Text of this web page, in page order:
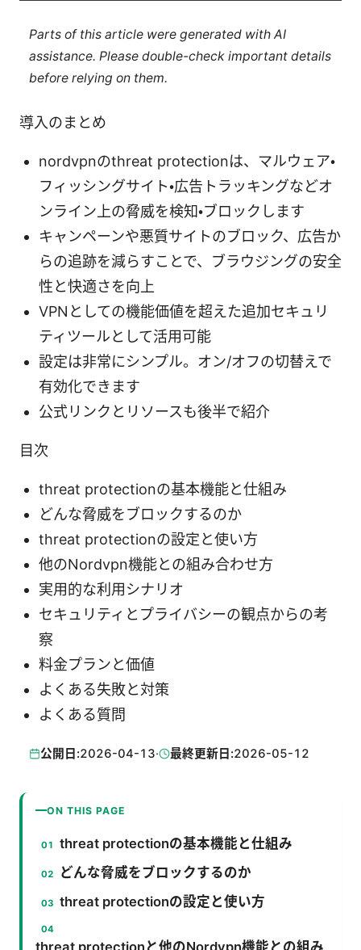
Parts of this article were generated with AI
assistance. Please double-check important details
before relying on them.
導入のまとめ
nordvpnのthreat protectionは、マルウェア・
フィッシングサイト・広告トラッキングなどオ
ンライン上の脅威を検知・ブロックします
キャンペーンや悪質サイトのブロック、広告か
らの追跡を減らすことで、ブラウジングの安全
性と快適さを向上
VPNとしての機能価値を超えた追加セキュリ
ティツールとして活用可能
設定は非常にシンプル。オン/オフの切替えで
有効化できます
公式リンクとリソースも後半で紹介
目次
threat protectionの基本機能と仕組み
どんな脅威をブロックするのか
threat protectionの設定と使い方
他のNordvpn機能との組み合わせ方
実用的な利用シナリオ
セキュリティとプライバシーの観点からの考
察
料金プランと価値
よくある失敗と対策
よくある質問
公開日:2026-04-13· 最終更新日:2026-05-12
ON THIS PAGE
threat protectionの基本機能と仕組み
どんな脅威をブロックするのか
threat protectionの設定と使い方
threat protectionと他のNordvpn機能との組み